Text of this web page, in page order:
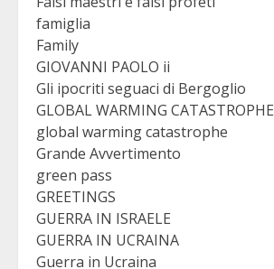
famiglia
Family
GIOVANNI PAOLO ii
Gli ipocriti seguaci di Bergoglio
GLOBAL WARMING CATASTROPHE
global warming catastrophe
Grande Avvertimento
green pass
GREETINGS
GUERRA IN ISRAELE
GUERRA IN UCRAINA
Guerra in Ucraina